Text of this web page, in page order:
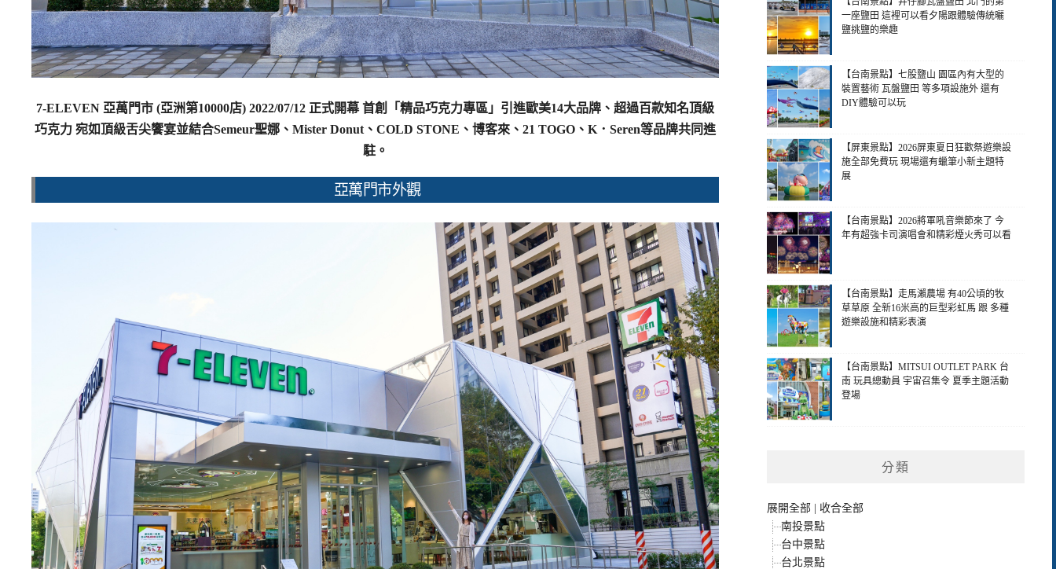
7-ELEVEN 亞萬門市 (亞洲第10000店) 2022/07/12 正式開幕 首創「精品巧克力專區」引進歐美14大品牌、超過百款知名頂級
巧克力 宛如頂級舌尖饗宴並結合Semeur聖娜、Mister Donut、COLD STONE、博客來、21 TOGO、K．Seren等品牌共同進
駐。
亞萬門市外觀
一座鹽田 這裡可以看夕陽跟體驗傳統曬
鹽挑鹽的樂趣
【台南景點】七股鹽山 園區內有大型的
裝置藝術 瓦盤鹽田 等多項設施外 還有
DIY體驗可以玩
【屏東景點】2026屏東夏日狂歡祭遊樂設
施全部免費玩 現場還有蠟筆小新主題特
展
【台南景點】2026將軍吼音樂節來了 今
年有超強卡司演唱會和精彩煙火秀可以看
【台南景點】走馬瀨農場 有40公頃的牧
草草原 全新16米高的巨型彩虹馬 跟 多種
遊樂設施和精彩表演
【台南景點】MITSUI OUTLET PARK 台
南 玩具總動員 宇宙召集令 夏季主題活動
登場
分類
展開全部
收合全部
南投景點
台中景點
台北景點